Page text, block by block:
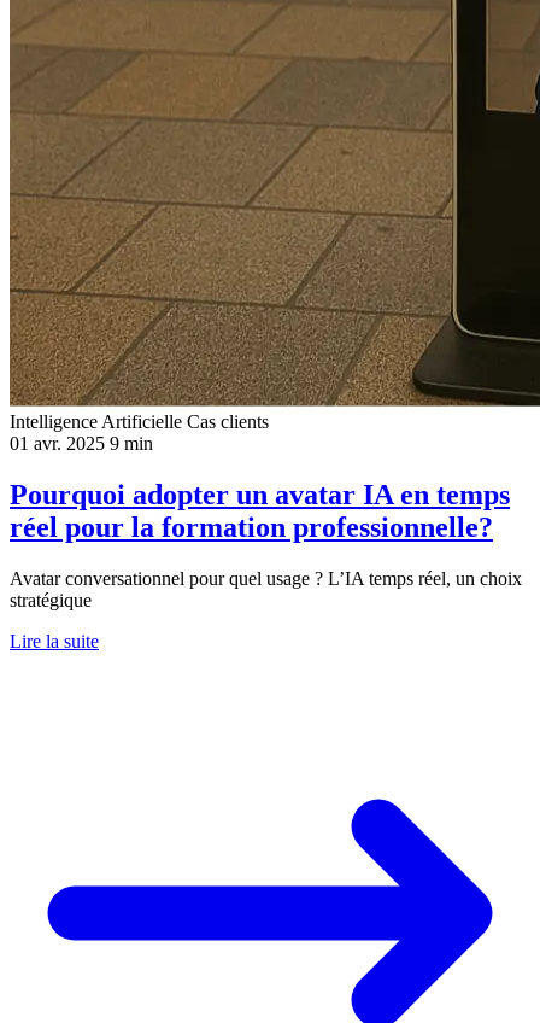
Intelligence Artificielle Cas clients
01 avr. 2025 9 min
Pourquoi adopter un avatar IA en temps
réel pour la formation professionnelle?
Avatar conversationnel pour quel usage ? L’IA temps réel, un choix
stratégique
Lire la suite